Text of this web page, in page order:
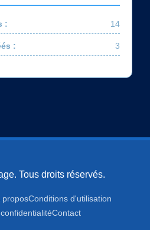
: 14
: 3
Tous droits réservés.
proposConditions d'utilisation
Contact